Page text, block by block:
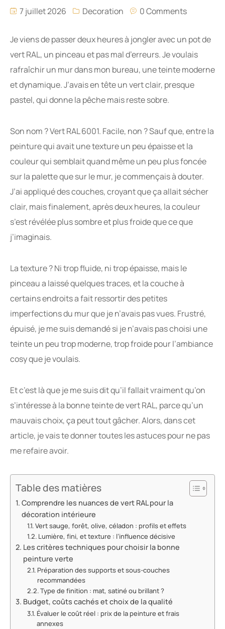
7 juillet 2026 Decoration 0 Comments
Je viens de passer deux heures à jongler avec un pot de
vert RAL, un pinceau et pas mal d’erreurs. Je voulais
rafraîchir un mur dans mon bureau, une teinte moderne
et dynamique. J’avais en tête un vert clair, presque
pastel, qui donne la pêche mais reste sobre.
Son nom ? Vert RAL 6001. Facile, non ? Sauf que, entre la
peinture qui avait une texture un peu épaisse et la
couleur qui semblait quand même un peu plus foncée
sur la palette que sur le mur, je commençais à douter.
J’ai appliqué des couches, croyant que ça allait sécher
clair, mais finalement, après deux heures, la couleur
s’est révélée plus sombre et plus froide que ce que
j’imaginais.
La texture ? Ni trop fluide, ni trop épaisse, mais le
pinceau a laissé quelques traces, et la couche à
certains endroits a fait ressortir des petites
imperfections du mur que je n’avais pas vues. Frustré,
épuisé, je me suis demandé si je n’avais pas choisi une
teinte un peu trop moderne, trop froide pour l’ambiance
cosy que je voulais.
Et c’est là que je me suis dit qu’il fallait vraiment qu’on
s’intéresse à la bonne teinte de vert RAL, parce qu’un
mauvais choix, ça peut tout gâcher. Alors, dans cet
article, je vais te donner toutes les astuces pour ne pas
me refaire avoir.
Table des matières
Comprendre les nuances de vert RAL pour la
décoration intérieure
Vert sauge, forêt, olive, céladon : profils et effets
Lumière, fini, et texture : l’influence décisive
Les critères techniques pour choisir la bonne
peinture verte
Préparation des supports et sous-couches
recommandées
Type de finition : mat, satiné ou brillant ?
Budget, coûts cachés et choix de la qualité
Évaluer le coût réel : prix de la peinture et frais
annexes